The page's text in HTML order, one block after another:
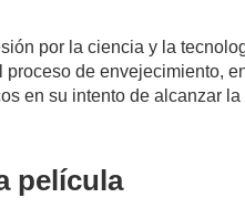
por la ciencia y la
proceso de envejecimiento,
en su intento de alcanzar
película